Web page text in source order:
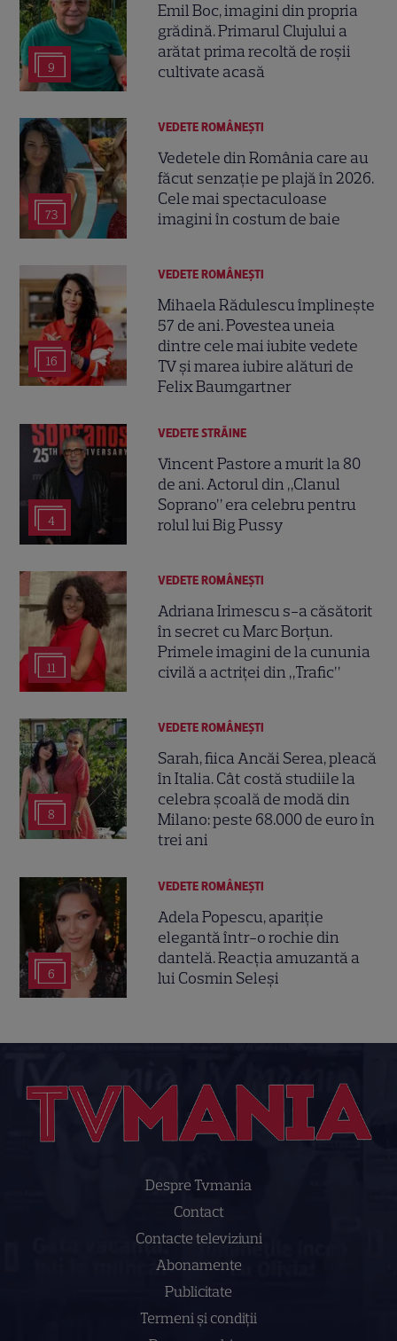
9
Emil Boc, imagini din propria
grădină. Primarul Clujului a
arătat prima recoltă de roșii
cultivate acasă
73
VEDETE ROMÂNEŞTI
Vedetele din România care au
făcut senzație pe plajă în 2026.
Cele mai spectaculoase
imagini în costum de baie
16
VEDETE ROMÂNEŞTI
Mihaela Rădulescu împlinește
57 de ani. Povestea uneia
dintre cele mai iubite vedete
TV și marea iubire alături de
Felix Baumgartner
4
VEDETE STRĂINE
Vincent Pastore a murit la 80
de ani. Actorul din „Clanul
Soprano” era celebru pentru
rolul lui Big Pussy
11
VEDETE ROMÂNEŞTI
Adriana Irimescu s-a căsătorit
în secret cu Marc Borțun.
Primele imagini de la cununia
civilă a actriței din „Trafic”
8
VEDETE ROMÂNEŞTI
Sarah, fiica Ancăi Serea, pleacă
în Italia. Cât costă studiile la
celebra școală de modă din
Milano: peste 68.000 de euro în
trei ani
6
VEDETE ROMÂNEŞTI
Adela Popescu, apariție
elegantă într-o rochie din
dantelă. Reacția amuzantă a
lui Cosmin Seleși
Despre Tvmania
Contact
Contacte televiziuni
Abonamente
Publicitate
Termeni și condiții